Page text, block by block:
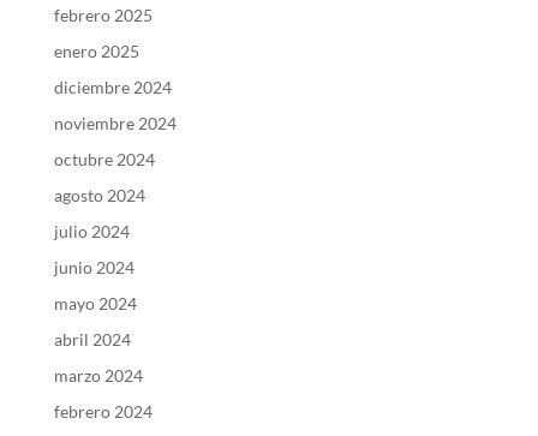
febrero 2025
enero 2025
diciembre 2024
noviembre 2024
octubre 2024
agosto 2024
julio 2024
junio 2024
mayo 2024
abril 2024
marzo 2024
febrero 2024